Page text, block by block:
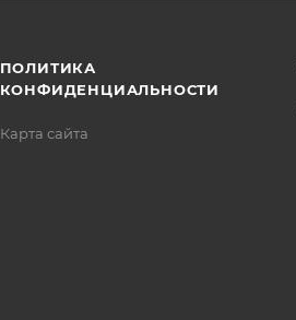
ПОЛИТИКА
КОНФИДЕНЦИАЛЬНОСТИ
Карта сайта